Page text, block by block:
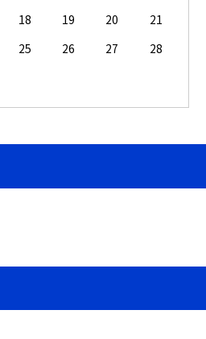
18 19 20
21
25 26 27
28